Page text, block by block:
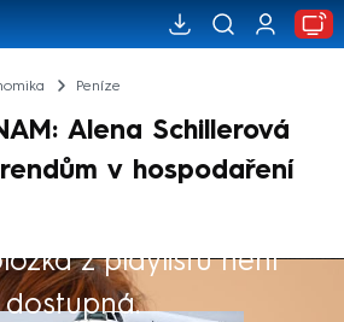
Peníze
Alena Schillerová
v hospodaření
z playlistu není
dostupná.